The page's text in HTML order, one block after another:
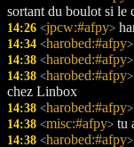
sortant du boulot si le
14:26 <jpcw:#afpy>
14:34 <harobed:#afpy>
14:38 <harobed:#afpy>
14:38 <harobed:#afpy>
chez Linbox
14:38 <harobed:#afpy>
14:38 <misc:#afpy> tu
14:38 <harobed:#afpy>